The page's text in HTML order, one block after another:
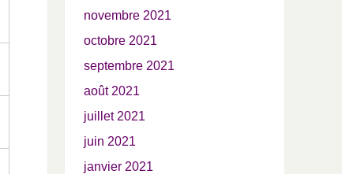
novembre 2021
octobre 2021
septembre 2021
août 2021
juillet 2021
juin 2021
janvier 2021